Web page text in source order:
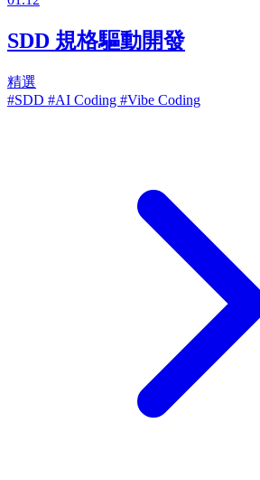
SDD 規格驅動開發
精選
#SDD #AI Coding #Vibe Coding